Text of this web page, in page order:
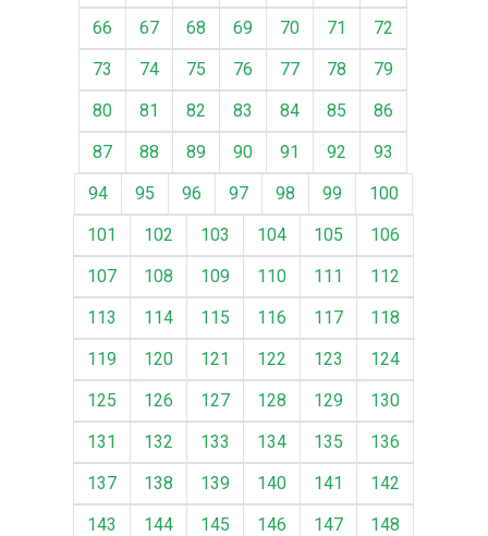
66
67 68 69 70 71
72
73
74 75 76 77 78
79
80
81 82 83 84 85
86
87
88 89 90 91 92
93
94
95 96 97 98 99
100
101
102 103 104 105
106
107
108 109 110 111
112
113
114 115 116 117
118
119
120 121 122 123
124
125
126 127 128 129
130
131
132 133 134 135
136
137
138 139 140 141
142
143
144 145 146 147
148